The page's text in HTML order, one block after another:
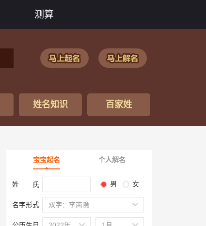
测算
姓名知识 百家姓
宝宝起名 个人解名
姓 氏 男 女
名字形式 双字：李商隐